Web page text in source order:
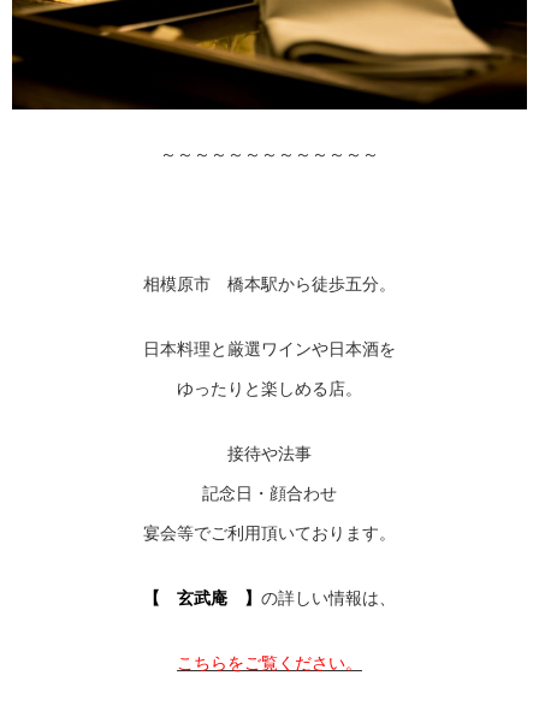
～～～～～～～～～～～～～
相模原市 橋本駅から徒歩五分。
日本料理と厳選ワインや日本酒を
ゆったりと楽しめる店。
接待や法事
記念日・顔合わせ
宴会等でご利用頂いております。
【 玄武庵 】 の詳しい情報は、
こちらをご覧ください。